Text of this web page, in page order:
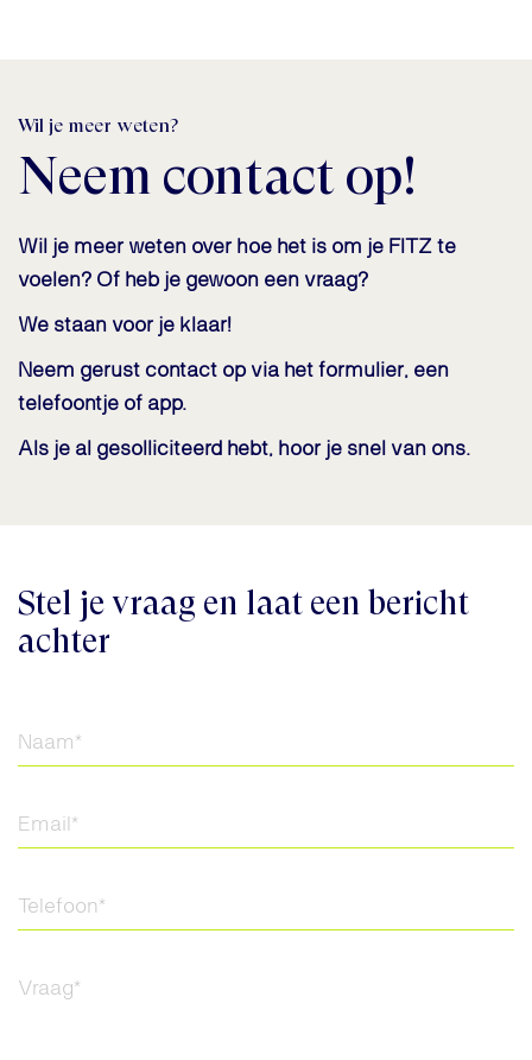
Wil je meer weten?
Neem contact op!
Wil je meer weten over hoe het is om je FITZ te
voelen? Of heb je gewoon een vraag?
We staan voor je klaar!
Neem gerust contact op via het formulier, een
telefoontje of app.
Als je al gesolliciteerd hebt, hoor je snel van ons.
Stel je vraag en laat een bericht
achter
Naam*
Email *
Telefoon*
Vraag*